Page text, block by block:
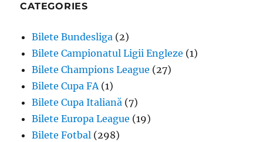
CATEGORIES
Bilete Bundesliga (2)
Bilete Campionatul Ligii Engleze (1)
Bilete Champions League (27)
Bilete Cupa FA(1)
Bilete Cupa Italiană (7)
Bilete Europa League (19)
Bilete Fotbal (298)